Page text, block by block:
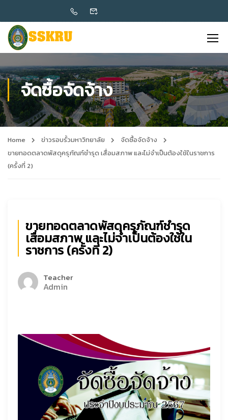
จัดซื้อจัดจ้าง
Home ข่าวรอบรั้วมหาวิทยาลัย
จัดซื้อจัดจ้าง
ขายทอดตลาดพัสดุครุภัณฑ์ชำรุด เสื่อมสภาพ และไม่จำเป็นต้องใช้ในราชการ
(ครั้งที่ 2)
ขายทอดตลาดพัสดุครุภัณฑ์ชำรุด
เสื่อมสภาพ และไม่จำเป็นต้องใช้ใน
ราชการ (ครั้งที่ 2)
Teacher
Admin